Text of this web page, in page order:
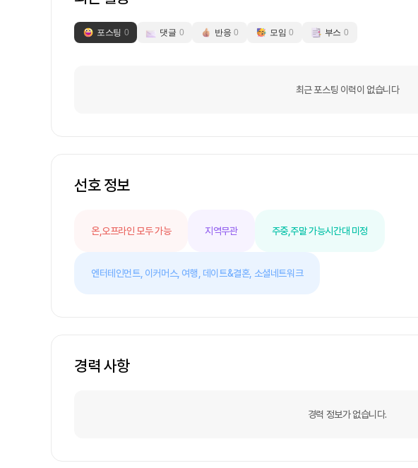
포스팅 0 댓글 0 반응 0 모임 0 부스 0
최근 포스팅 이력이 없습니다
선호 정보
온,오프라인 모두 가능 지역무관 주중,주말 가능시간대 미정
엔터테인먼트, 이커머스, 여행, 데이트&결혼, 소셜네트워크
경력 사항
경력 정보가 없습니다.